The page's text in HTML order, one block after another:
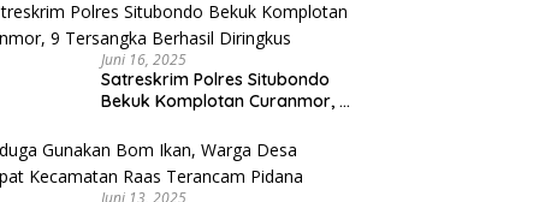
Juni 16, 2025
Satreskrim Polres Situbondo
Bekuk Komplotan Curanmor, 9
Juni 13, 2025